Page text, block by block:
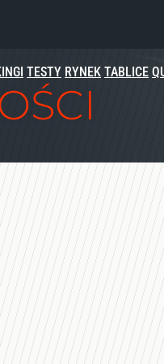
TESTY RYNEK TABLICE